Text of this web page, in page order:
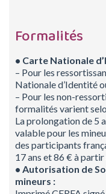
Formalités
• Carte Nationale
– Pour les
Nationale d’Identité
– Pour les non-
formalités varient
La prolongation de 5
valable pour les
des participants
17 ans et 86 € à partir
• Autorisation de
mineurs :